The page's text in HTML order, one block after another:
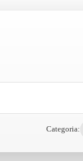
Categoria: